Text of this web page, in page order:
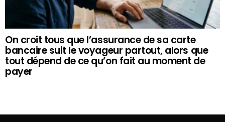
On croit tous que l’assurance de sa carte
bancaire suit le voyageur partout, alors que
tout dépend de ce qu’on fait au moment de
payer